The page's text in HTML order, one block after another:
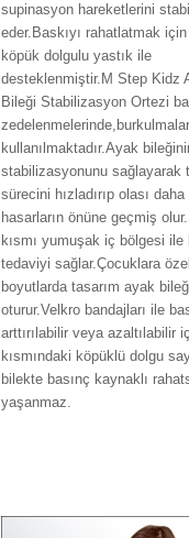
supinasyon hareketlerini
eder. Baskıyı rahatlatmak için
köpük dolgulu yastık ile
desteklenmiştir.M Step Kidz
Bileği Stabilizasyon Ortezi
kullanılmaktadır.Ayak
stabilizasyonunu sağlayarak
sürecini hızladırıp olası daha
hasarların önüne geçmiş
kısmı yumuşak iç bölgesi ile
tedaviyi sağlar.Çocuklara
boyutlarda tasarım ayak
oturur.Velkro bandajları ile
arttırılabilir veya azaltılabilir iç
kısmındaki köpüklü dolgu
bilekte basınç kaynaklı
yaşanmaz.